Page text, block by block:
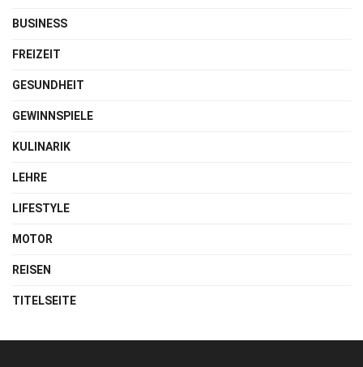
BUSINESS
FREIZEIT
GESUNDHEIT
GEWINNSPIELE
KULINARIK
LEHRE
LIFESTYLE
MOTOR
REISEN
TITELSEITE